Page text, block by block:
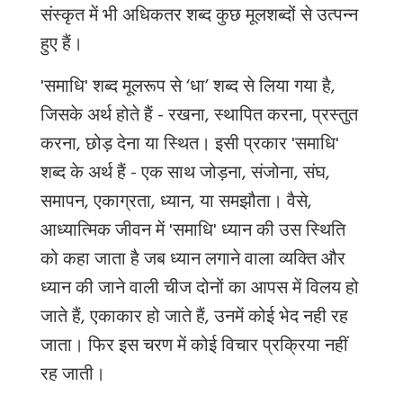
संस्कृतमेंभीअधिकतरशब्द कुछमूलशब्दोंसेउत्पन्न
हुएहैं।
'समाधि' शब्दमूलरूप से‘धा’शब्द से लिया गया है,
जिसके अर्थ होते हैं - रखना,स्थापितकरना,प्रस्तुत
करना,छोड़देनायास्थित। इसीप्रकार'समाधि'
शब्द के अर्थ हैं-एक साथजोड़ना,संजोना,संघ,
समापन,एकाग्रता,ध्यान,या समझौता। वैसे,
आध्यात्मिक जीवन में'समाधि' ध्यान की उस स्थिति
को कहा जाता है जब ध्यान लगाने वाला व्यक्ति और
ध्यान की जाने वाली चीज दोनों का आपस में विलय हो
जाते हैं, एकाकार हो जाते हैं, उनमें कोई भेद नही रह
जाता। फिर इस चरण में कोई विचार प्रक्रिया नहीं
रह जाती।